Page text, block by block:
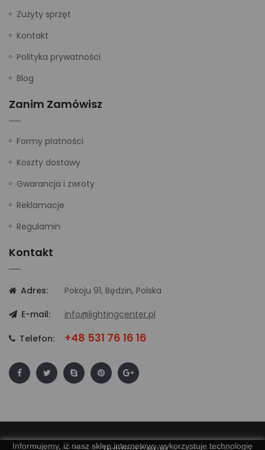
Informujemy, iż nasz sklep internetowy wykorzystuje technologię
Zużyty sprzęt
Kontakt
Polityka prywatności
Blog
Zanim Zamówisz
Formy płatności
Koszty dostawy
Gwarancja i zwroty
Reklamacje
Regulamin
Kontakt
Adres:
Pokoju 91, Będzin, Polska
E-mail:
info@lightingcenter.pl
Telefon: +48 531 76 16 16